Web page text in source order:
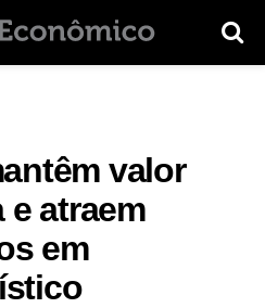
valor
e atraem
em